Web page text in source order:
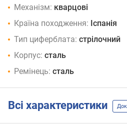
Механізм: кварцові
Країна походження: Іспанія
Тип циферблата: стрілочний
Корпус: сталь
Ремінець: сталь
Всі характеристики